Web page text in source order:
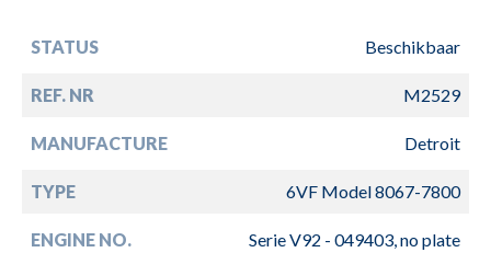
STATUS Beschikbaar
REF. NR M2529
MANUFACTURE Detroit
TYPE 6VF Model 8067-7800
ENGINE NO. Serie V92 - 049403, no plate